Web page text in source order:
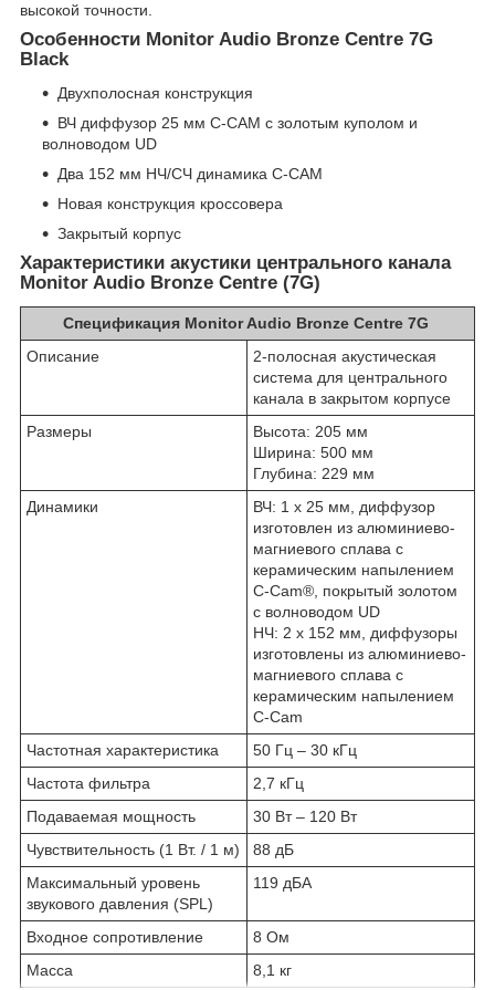
высокой точности.
Особенности Monitor Audio Bronze Centre 7G
Black
Двухполосная конструкция
ВЧ диффузор 25 мм C-CAM с золотым куполом и
волноводом UD
Два 152 мм НЧ/СЧ динамика C-CAM
Новая конструкция кроссовера
Закрытый корпус
Характеристики акустики центрального канала
Monitor Audio Bronze Centre (7G)
Спецификация Monitor Audio Bronze Centre 7G
Описание
2-полосная акустическая
система для центрального
канала в закрытом корпусе
Размеры
Высота: 205 мм
Ширина: 500 мм
Глубина: 229 мм
Динамики
ВЧ: 1 х 25 мм, диффузор
изготовлен из алюминиево-
магниевого сплава с
керамическим напылением
C-Cam®, покрытый золотом
с волноводом UD
НЧ: 2 х 152 мм, диффузоры
изготовлены из алюминиево-
магниевого сплава с
керамическим напылением
C-Cam
Частотная характеристика
50 Гц – 30 кГц
Частота фильтра
2,7 кГц
Подаваемая мощность
30 Вт – 120 Вт
Чувствительность (1 Вт. / 1 м)
88 дБ
Максимальный уровень
звукового давления (SPL)
119 дБА
Входное сопротивление
8 Ом
Масса
8,1 кг